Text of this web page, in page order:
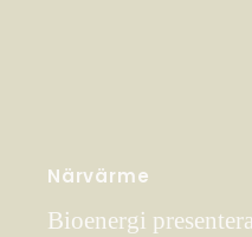
Närvärme
Bioenergi